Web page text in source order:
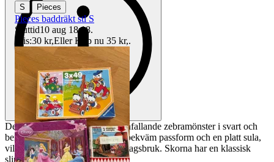
Dessa ballerinaskor har ett iögonfallande zebramönster i svart och
beige. De är designade med en bekväm passform och en platt sula,
vilket gör dem lämpliga för vardagsbruk. Skorna har en klassisk
slip-on-design med en låg profil.
S Pieces
Pieces baddräkt stl S
Sluttid10 aug 18:18.
Pris:30 kr,Eller Köp nu 35 kr,.